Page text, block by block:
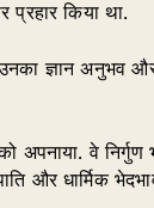
प्रहार किया था.
ज्ञान अनुभव
अपनाया. वे निर्गुण
और धार्मिक